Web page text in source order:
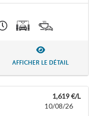
AFFICHER LE DÉTAIL
1,619 €/L
10/08/26